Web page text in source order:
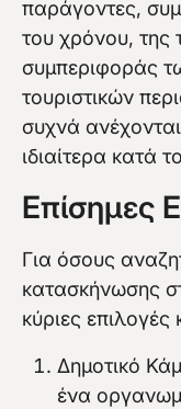
παράγοντες,
του χρόνου, της
συμπεριφοράς
τουριστικών
συχνά
ιδιαίτερα κατά
Επίσημες
Για όσους
κατασκήνωσης
κύριες
Δημοτικό
ένα